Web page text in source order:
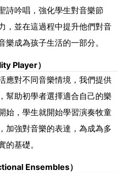
詩吟唱，強化學生對音樂節
，並在這過程中提升他們對音
樂成為孩子生活的一部分。
Player）
應對不同音樂情境，我們提供
幫助初學者選擇適合自己的樂
始，學生就開始學習演奏牧童
加強對音樂的表達，為成為多
的基礎。
Ensembles）